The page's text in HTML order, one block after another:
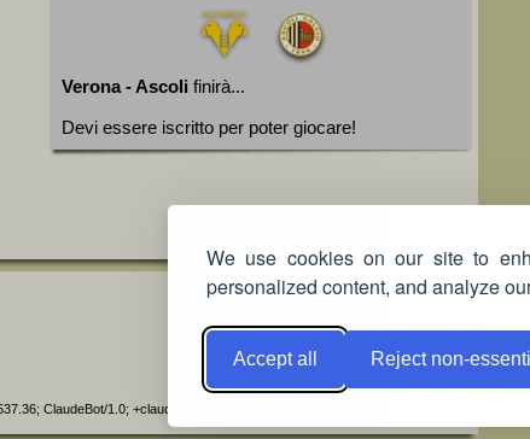
We use cookies on our site to
personalized content, and analyze
Accept all Reject non-
Verona - Ascoli finirà...
Devi essere iscritto per poter giocare!
ClaudeBot/1.0; +claudebot@anthropic.com)]